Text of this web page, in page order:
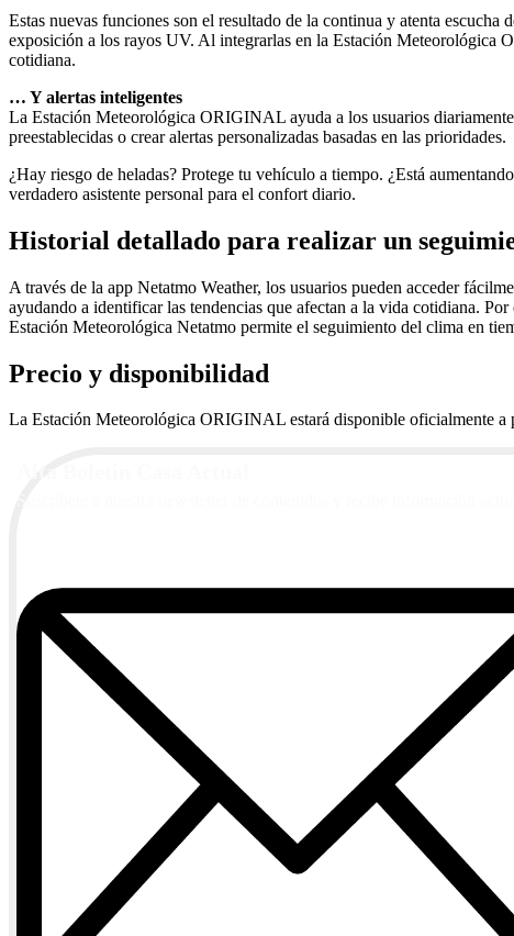
Estas nuevas funciones son el resultado de la continua y atenta
exposición a los rayos UV. Al integrarlas en la Estación Meteorológica
cotidiana.
… Y alertas inteligentes
La Estación Meteorológica ORIGINAL ayuda a los usuarios
preestablecidas o crear alertas personalizadas basadas en las prioridades.
¿Hay riesgo de heladas? Protege tu vehículo a tiempo. ¿Está
verdadero asistente personal para el confort diario.
Historial detallado para realizar un
A través de la app Netatmo Weather, los usuarios pueden acceder
ayudando a identificar las tendencias que afectan a la vida cotidiana.
Estación Meteorológica Netatmo permite el seguimiento del clima en
Precio y disponibilidad
La Estación Meteorológica ORIGINAL estará disponible oficialmente a